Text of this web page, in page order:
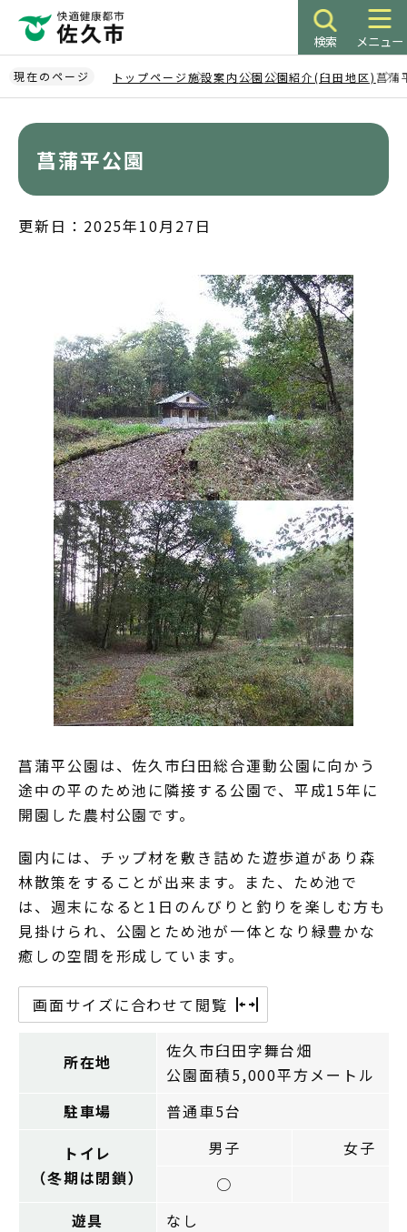
ペ
ー
ジ
検索 メニュー
現在のページ トップページ施設案内公園公園紹介(臼田地区) 菖蒲
菖蒲平公園
更新日：2025年10月27日
菖蒲平公園は、佐久市臼田総合運動公園に向かう
途中の平のため池に隣接する公園で、平成15年に
開園した農村公園です。
園内には、チップ材を敷き詰めた遊歩道があり森
林散策をすることが出来ます。また、ため池で
は、週末になると1日のんびりと釣りを楽しむ方も
見掛けられ、公園とため池が一体となり緑豊かな
癒しの空間を形成しています。
画面サイズに合わせて閲覧
所在地
佐久市臼田字舞台畑
公園面積5,000平方メートル
駐車場
普通車5台
トイレ
（冬期は閉鎖）
男子
女子
○
遊具
なし